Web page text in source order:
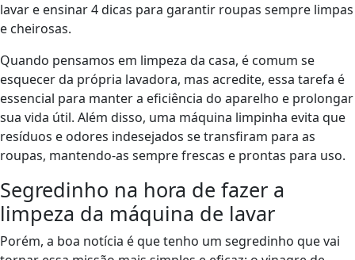
lavar e ensinar 4 dicas para garantir roupas sempre limpas
e cheirosas.
Quando pensamos em limpeza da casa, é comum se
esquecer da própria lavadora, mas acredite, essa tarefa é
essencial para manter a eficiência do aparelho e prolongar
sua vida útil. Além disso, uma máquina limpinha evita que
resíduos e odores indesejados se transfiram para as
roupas, mantendo-as sempre frescas e prontas para uso.
Segredinho na hora de fazer a
limpeza da máquina de lavar
Porém, a boa notícia é que tenho um segredinho que vai